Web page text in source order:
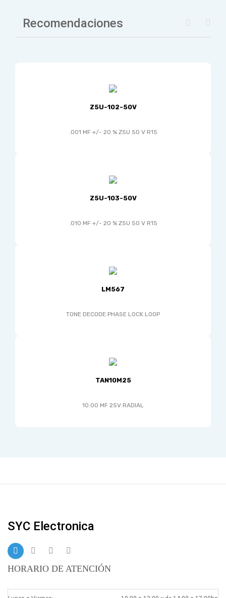
Recomendaciones
Z5U-102-50V
.001 MF +/- 20 % Z5U 50 V R15
Z5U-103-50V
.010 MF +/- 20 % Z5U 50 V R15
LM567
TONE DECODE PHASE LOCK LOOP
TAN10M25
10.00 MF 25V RADIAL
SYC Electronica
HORARIO DE ATENCIÓN